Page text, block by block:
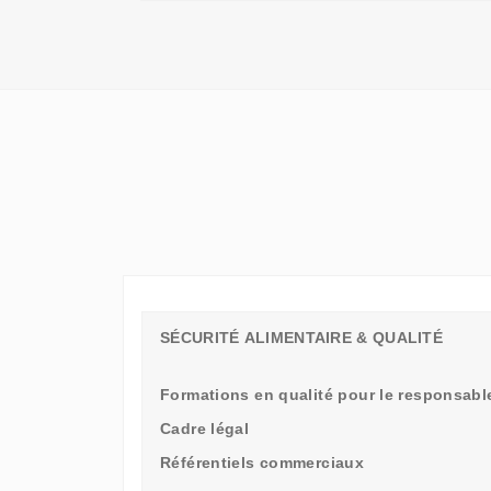
SÉCURITÉ ALIMENTAIRE & QUALITÉ
Formations en qualité pour le
Cadre légal
Référentiels commerciaux